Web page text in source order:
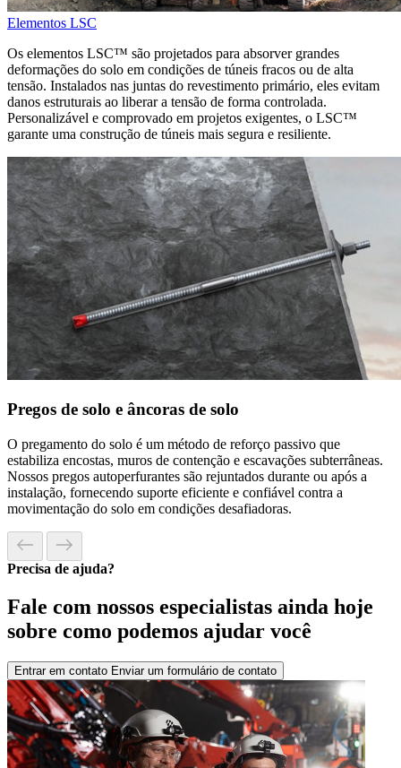
Elementos LSC
Os elementos LSC™ são projetados para absorver grandes
deformações do solo em condições de túneis fracos ou de alta
tensão. Instalados nas juntas do revestimento primário, eles evitam
danos estruturais ao liberar a tensão de forma controlada.
Personalizável e comprovado em projetos exigentes, o LSC™
garante uma construção de túneis mais segura e resiliente.
Pregos de solo e âncoras de solo
O pregamento do solo é um método de reforço passivo que
estabiliza encostas, muros de contenção e escavações subterrâneas.
Nossos pregos autoperfurantes são rejuntados durante ou após a
instalação, fornecendo suporte eficiente e confiável contra a
movimentação do solo em condições desafiadoras.
Precisa de ajuda?
Fale com nossos especialistas ainda hoje
sobre como podemos ajudar você
Entrar em contato Enviar um formulário de contato